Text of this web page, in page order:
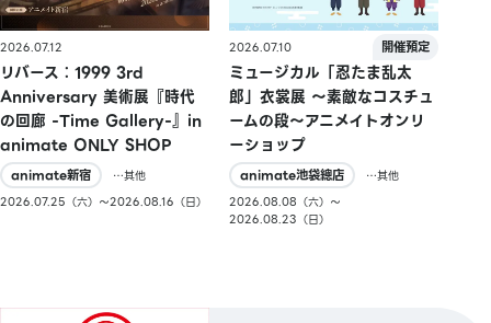
2026.07.12
リバース：1999 3rd
Anniversary 美術展『時代
の回廊 -Time Gallery-』in
animate ONLY SHOP
animate新宿
…其他
2026.07.25（六）〜2026.08.16（日）
2026.07.10
ミュージカル「忍たま乱太
郎」衣裳展 ～素敵なコスチュ
ームの段～アニメイトオンリ
ーショップ
animate池袋總店
…其他
2026.08.08（六）〜
2026.08.23（日）